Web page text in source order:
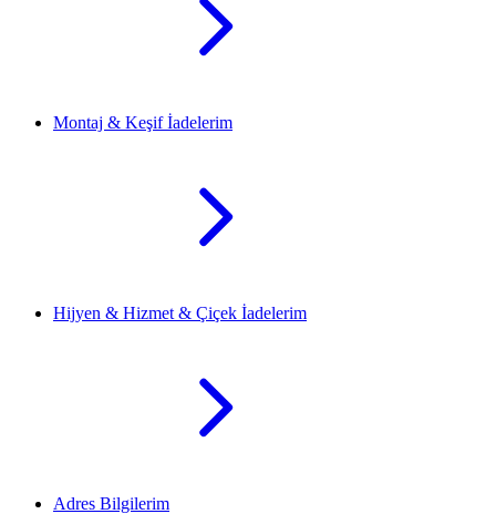
Montaj & Keşif İadelerim
Hijyen & Hizmet & Çiçek İadelerim
Adres Bilgilerim